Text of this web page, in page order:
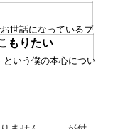
ドオン事典』に寄稿
オンからマニアック
世話になっているプ
アイデアをお送りし
もりたい
いう僕の本心につい